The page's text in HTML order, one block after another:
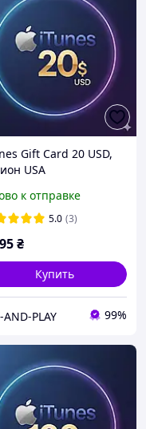
Gift Card 20 USD,
USA
к отправке
5.0 (3)
₴
Купить
AND-PLAY 99%